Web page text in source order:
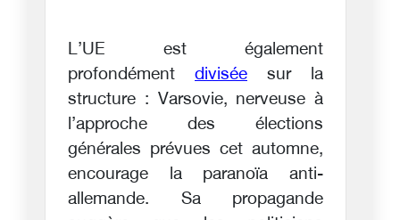
L’UE est également
profondément divisée sur la
structure : Varsovie, nerveuse à
l’approche des élections
générales prévues cet automne,
encourage la paranoïa anti-
allemande. Sa propagande